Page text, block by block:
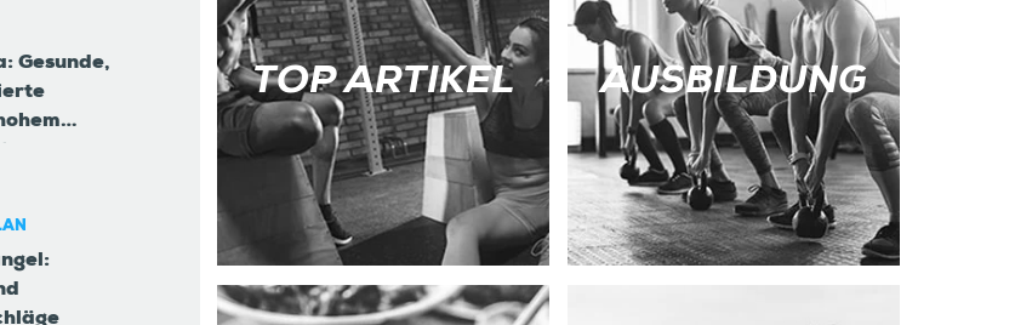
Gesunde,
TOP ARTIKEL AUSBILDUNG